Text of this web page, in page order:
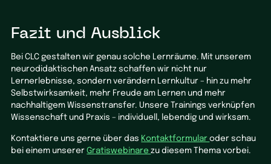
Fazit und Ausblick
Bei CLC gestalten wir genau solche Lernräume. Mit unserem
neurodidaktischen Ansatz schaffen wir nicht nur
Lernerlebnisse, sondern verändern Lernkultur – hin zu mehr
Selbstwirksamkeit, mehr Freude am Lernen und mehr
nachhaltigem Wissenstransfer. Unsere Trainings verknüpfen
Wissenschaft und Praxis – individuell, lebendig und wirksam.
Kontaktiere uns gerne über das Kontaktformularoder schau
bei einem unsererGratiswebinarezu diesem Thema vorbei.